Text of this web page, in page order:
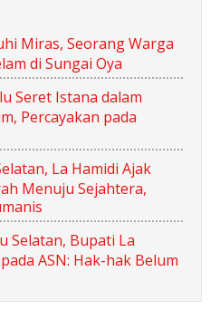
Miras, Seorang Warga
di Sungai Oya
Seret Istana dalam
Percayakan pada
La Hamidi Ajak
Menuju Sejahtera,
Selatan, Bupati La
ASN: Hak-hak Belum